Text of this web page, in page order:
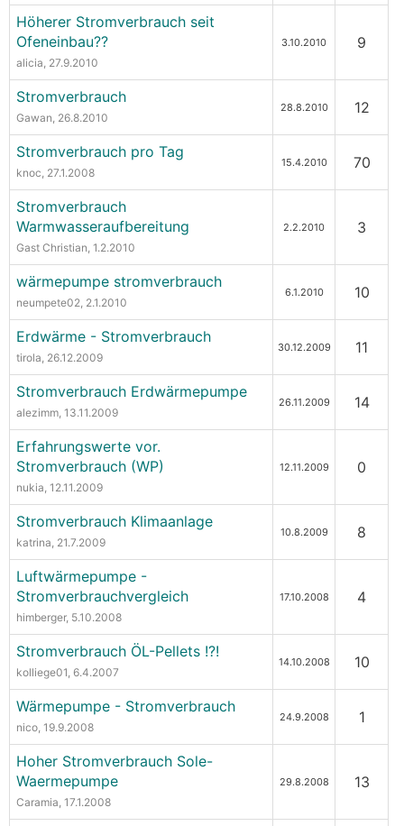
Höherer Stromverbrauch seit
Ofeneinbau??
alicia, 27.9.2010
3.10.2010 9
Stromverbrauch
Gawan, 26.8.2010
28.8.2010 12
Stromverbrauch pro Tag
knoc, 27.1.2008
15.4.2010 70
Stromverbrauch
Warmwasseraufbereitung
Gast Christian, 1.2.2010
2.2.2010 3
wärmepumpe stromverbrauch
neumpete02, 2.1.2010
6.1.2010 10
Erdwärme - Stromverbrauch
tirola, 26.12.2009
30.12.2009 11
Stromverbrauch Erdwärmepumpe
alezimm, 13.11.2009
26.11.2009 14
Erfahrungswerte vor.
Stromverbrauch (WP)
nukia, 12.11.2009
12.11.2009 0
Stromverbrauch Klimaanlage
katrina, 21.7.2009
10.8.2009 8
Luftwärmepumpe -
Stromverbrauchvergleich
himberger, 5.10.2008
17.10.2008 4
Stromverbrauch ÖL-Pellets !?!
kolliege01, 6.4.2007
14.10.2008 10
Wärmepumpe - Stromverbrauch
nico, 19.9.2008
24.9.2008 1
Hoher Stromverbrauch Sole-
Waermepumpe
Caramia, 17.1.2008
29.8.2008 13